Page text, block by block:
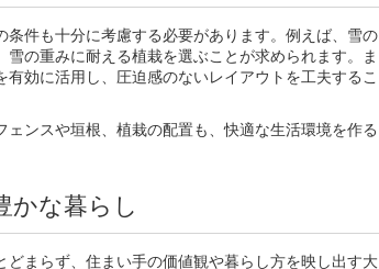
件も十分に考慮する必要があります。例えば、雪の
の重みに耐える植栽を選ぶことが求められます。ま
効に活用し、圧迫感のないレイアウトを工夫するこ
ンスや垣根、植栽の配置も、快適な生活環境を作る
かな暮らし
まらず、住まい手の価値観や暮らし方を映し出す大